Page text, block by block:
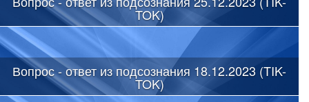
TOK)
Вопрос - ответ из подсознания 18.12.2023 (TIK-
TOK)